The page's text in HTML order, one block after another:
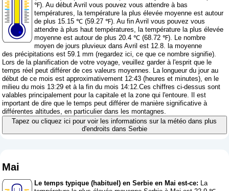
℉). Au début Avril vous pouvez vous attendre à bas
températures, la température la plus élevée moyenne est autour
de plus 15.15 ℃ (59.27 ℉). Au fin Avril vous pouvez vous
attendre à plus haut températures, la température la plus élevée
moyenne est autour de plus 20.4 ℃ (68.72 ℉). Le nombre
moyen de jours pluvieux dans Avril est 12.8. la moyenne
des précipitations est 59.1 mm (regardez ici, ce que ce nombre signifie).
Lors de la planification de votre voyage, veuillez garder à l'esprit que le
temps réel peut différer de ces valeurs moyennes. La longueur du jour au
début de ce mois est approximativement 12:43 (heures et minutes), en le
milieu du mois 13:29 et à la fin du mois 14:12.Ces chiffres ci-dessus sont
valables principalement pour la capitale et la zone qui l'entoure. Il est
important de dire que le temps peut différer de manière significative à
différentes altitudes, en particulier dans les montagnes.
Tapez ou cliquez ici pour voir les informations sur la météo dans plus
d'endroits dans Serbie
Mai
Le temps typique (habituel) en Serbie en Mai est-ce: La